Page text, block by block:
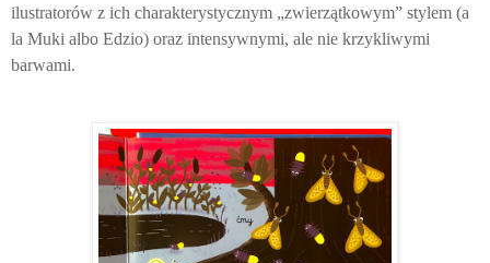
ilustratorów z ich charakterystycznym „zwierzątkowym” stylem (a
la Muki albo Edzio) oraz intensywnymi, ale nie krzykliwymi
barwami.